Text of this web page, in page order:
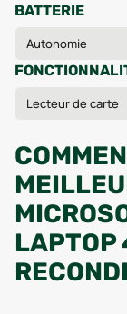
BATTERIE
Autonomie
Lecteur de carte
LAPTOP